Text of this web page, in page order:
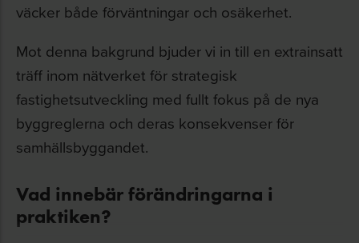
väcker både förväntningar och osäkerhet.
Mot denna bakgrund bjuder vi in till en extrainsatt
träff inom nätverket för strategisk
fastighetsutveckling med fullt fokus på de nya
byggreglerna och deras konsekvenser för
samhällsbyggandet.
Vad innebär förändringarna i
praktiken?